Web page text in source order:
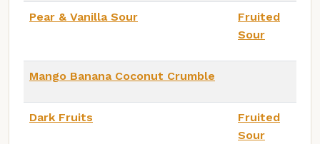
Pear & Vanilla Sour
Fruited
Sour
Mango Banana Coconut Crumble
Dark Fruits
Fruited
Sour